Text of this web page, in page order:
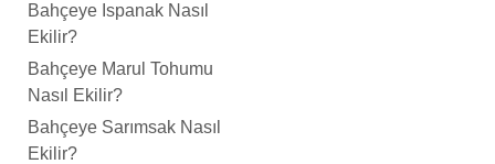
Bahçeye Ispanak Nasıl
Ekilir?
Bahçeye Marul Tohumu
Nasıl Ekilir?
Bahçeye Sarımsak Nasıl
Ekilir?